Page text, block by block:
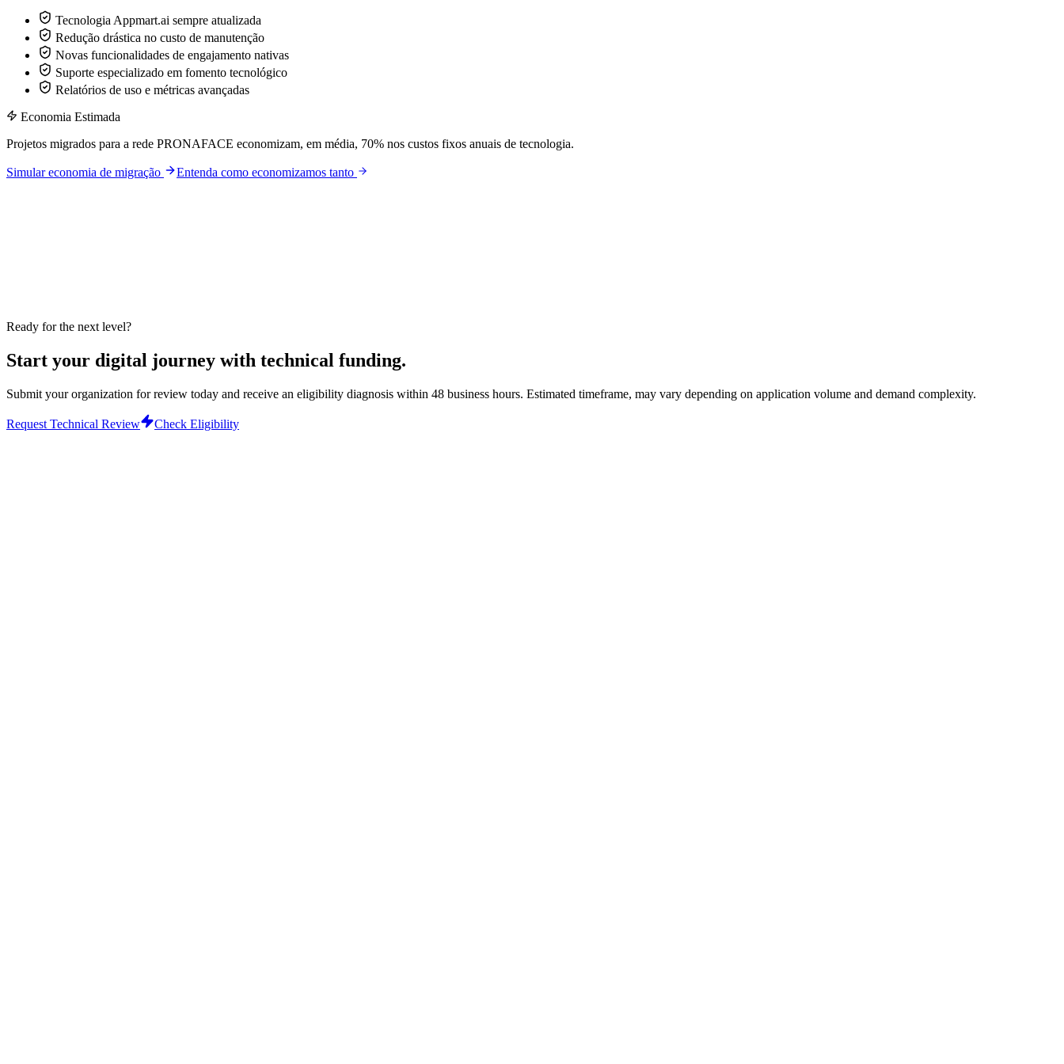
Tecnologia Appmart.ai sempre atualizada
Redução drástica no custo de manutenção
Novas funcionalidades de engajamento nativas
Suporte especializado em fomento tecnológico
Relatórios de uso e métricas avançadas
Economia Estimada
Projetos migrados para a rede PRONAFACE economizam, em média, 70% nos custos fixos anuais de tecnologia.
Simular economia de migração Entenda como economizamos tanto
Ready for the next level?
Start your digital journey with technical funding.
Submit your organization for review today and receive an eligibility diagnosis within 48 business hours. Estimated timeframe, may vary depending on application volume and demand complexity.
Request Technical Review Check Eligibility